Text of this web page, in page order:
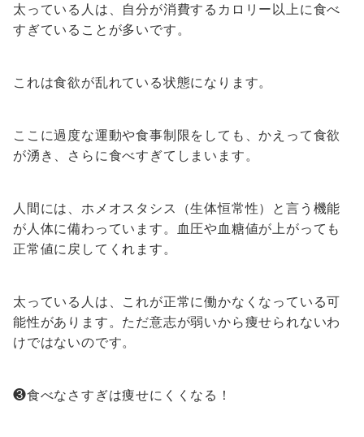
太っている人は、自分が消費するカロリー以上に食べ
すぎていることが多いです。
これは食欲が乱れている状態になります。
ここに過度な運動や食事制限をしても、かえって食欲
が湧き、さらに食べすぎてしまいます。
人間には、ホメオスタシス（生体恒常性）と言う機能
が人体に備わっています。血圧や血糖値が上がっても
正常値に戻してくれます。
太っている人は、これが正常に働かなくなっている可
能性があります。ただ意志が弱いから痩せられないわ
けではないのです。
❸食べなさすぎは痩せにくくなる！